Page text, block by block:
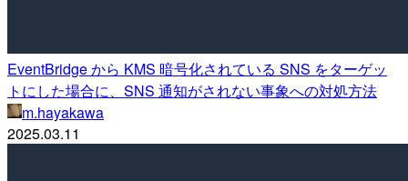
EventBridge から KMS 暗号化されている SNS をターゲッ
トにした場合に、SNS 通知がされない事象への対処方法
m.hayakawa
2025.03.11